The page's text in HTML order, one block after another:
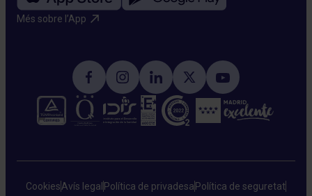
Més sobre l’App​
CookiesAvís legal Política de privadesa Política de seguretat